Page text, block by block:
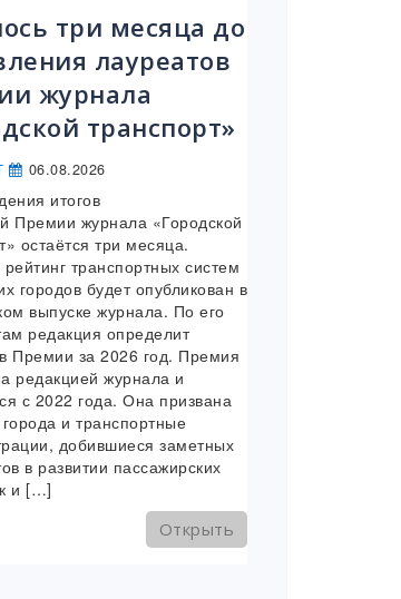
три месяца до
лауреатов
журнала
транспорт»
06.08.2026
итогов
Премии журнала «Городской
остаётся три месяца.
транспортных систем
городов будет опубликован в
выпуске журнала. По его
редакция определит
Премии за 2026 год. Премия
редакцией журнала и
с 2022 года. Она призвана
и транспортные
добившиеся заметных
в развитии пассажирских
и […]
Открыть